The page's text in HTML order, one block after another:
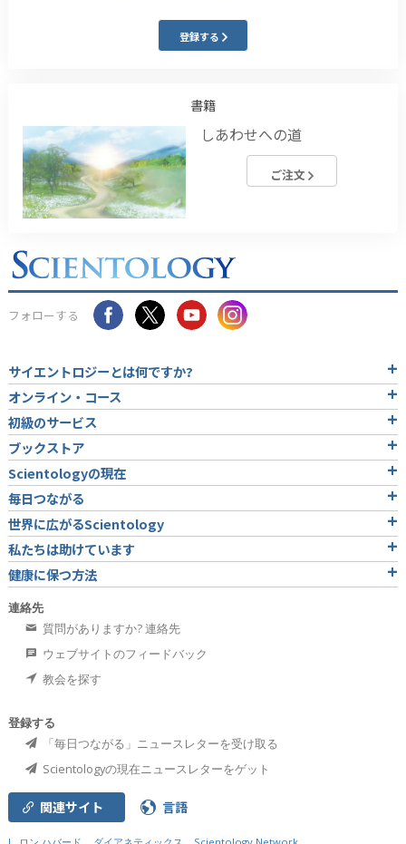
登録する
書籍
しあわせへの道
ご注文
フォローする
サイエントロジーとは何ですか?
オンライン・コース
初級のサービス
ブックストア
Scientologyの現在
毎日つながる
世界に広がるScientology
私たちは助けています
健康に保つ方法
連絡先
質問がありますか? 連絡先
ウェブサイトのフィードバック
教会を探す
登録する
「毎日つながる」ニュースレターを受け取る
Scientologyの現在ニュースレターをゲット
関連サイト 言語